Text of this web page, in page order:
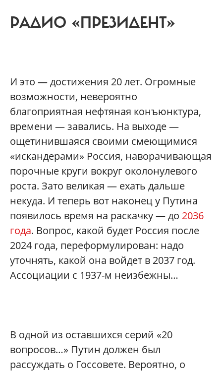
РАДИО «ПРЕЗИДЕНТ»
И это — достижения 20 лет. Огромные
возможности, невероятно
благоприятная нефтяная конъюнктура,
времени — завались. На выходе —
ощетинившаяся своими смеющимися
«искандерами» Россия, наворачивающая
порочные круги вокруг околонулевого
роста. Зато великая — ехать дальше
некуда. И теперь вот наконец у Путина
появилось время на раскачку — до 2036
года. Вопрос, какой будет Россия после
2024 года, переформулирован: надо
уточнять, какой она войдет в 2037 год.
Ассоциации с 1937-м неизбежны…
В одной из оставшихся серий «20
вопросов…» Путин должен был
рассуждать о Госсовете. Вероятно, о